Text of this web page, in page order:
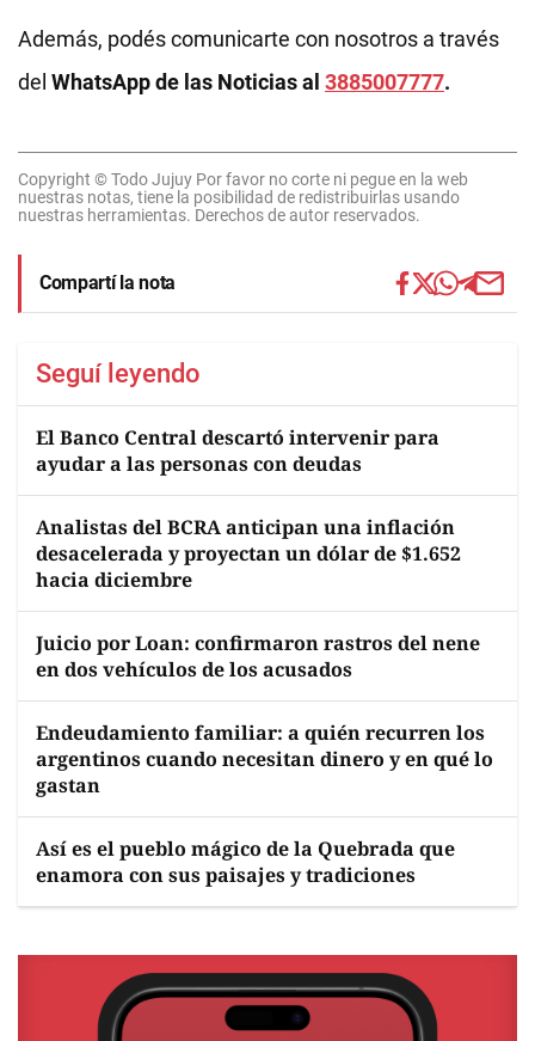
Además, podés comunicarte con nosotros a través
del WhatsApp de las Noticias al 3885007777.
Copyright © Todo Jujuy Por favor no corte ni pegue en la web
nuestras notas, tiene la posibilidad de redistribuirlas usando
nuestras herramientas. Derechos de autor reservados.
Compartí la nota
Seguí leyendo
El Banco Central descartó intervenir para
ayudar a las personas con deudas
Analistas del BCRA anticipan una inflación
desacelerada y proyectan un dólar de $1.652
hacia diciembre
Juicio por Loan: confirmaron rastros del nene
en dos vehículos de los acusados
Endeudamiento familiar: a quién recurren los
argentinos cuando necesitan dinero y en qué lo
gastan
Así es el pueblo mágico de la Quebrada que
enamora con sus paisajes y tradiciones